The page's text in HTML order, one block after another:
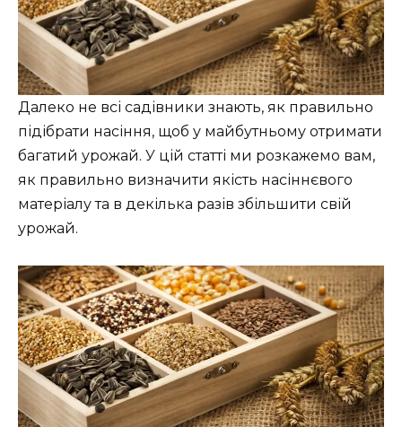
Далеко не всі садівники знають, як правильно
підібрати насіння, щоб у майбутньому отримати
багатий урожай. У цій статті ми розкажемо вам,
як правильно визначити якість насіннєвого
матеріалу та в декілька разів збільшити свій
урожай.